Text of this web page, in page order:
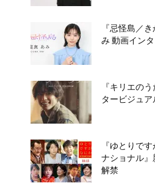
『忌怪島／
み 動画イン
『キリエの
タービジュア
『ゆとりで
ナショナル』
解禁